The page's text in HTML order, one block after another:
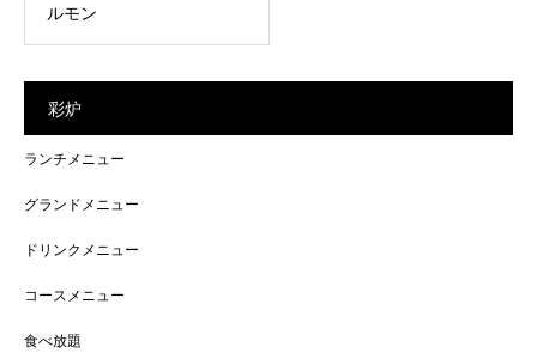
ルモン
彩炉
ランチメニュー
グランドメニュー
ドリンクメニュー
コースメニュー
食べ放題